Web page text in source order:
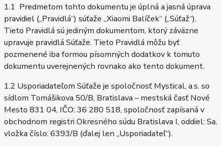
1.1 Predmetom tohto dokumentu je úplná a jasná úprava
pravidiel („Pravidlá“) súťaže „Xiaomi Balíček“ („Súťaž“).
Tieto Pravidlá sú jediným dokumentom, ktorý záväzne
upravuje pravidlá Súťaže. Tieto Pravidlá môžu byť
pozmenené iba formou písomných dodatkov k tomuto
dokumentu uverejnených rovnako ako tento dokument.
1.2 Usporiadateľom Súťaže je spoločnosť Mystical, a.s. so
sídlom Tomášikova 50/B, Bratislava – mestská časť Nové
Mesto 831 04, IČO: 36 280 518, spoločnosť zapísaná v
obchodnom registri Okresného súdu Bratislava I, oddiel: Sa,
vložka číslo: 6393/B (ďalej len „Usporiadateľ“).